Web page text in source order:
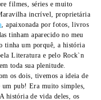
filmes, séries e muito
incrível, proprietária
, apaixonada por fotos, livros
tinham aparecido no meu
tinha um porquê, a história
Literatura e pelo Rock`n
toda sua plenitude.
os dois, tivemos a ideia de
pub! Era muito simples,
história de vida deles, os